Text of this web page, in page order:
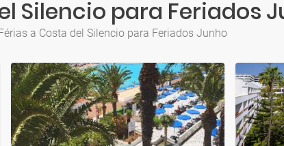
Silencio para Feriados
a Costa del Silencio para Feriados Junho